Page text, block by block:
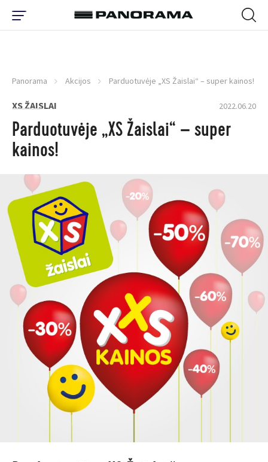
Panorama Akcijos Parduotuvėje „XS Žaislai“ – super kainos!
XS ŽAISLAI 2022.06.20
Parduotuvėje „XS Žaislai“ – super
kainos!